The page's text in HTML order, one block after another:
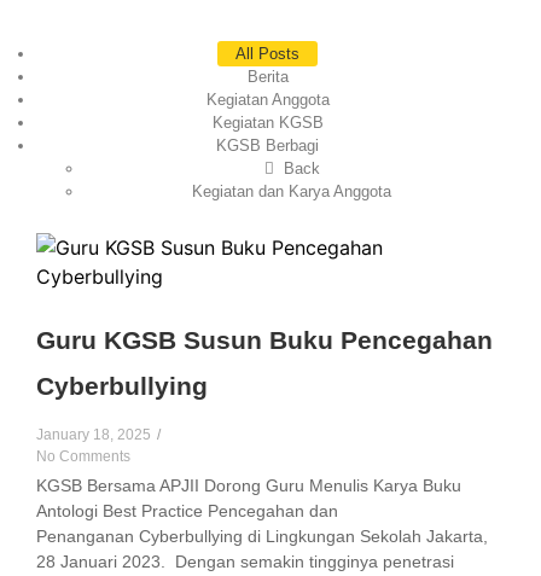
All Posts
Berita
Kegiatan Anggota
Kegiatan KGSB
KGSB Berbagi
Back
Kegiatan dan Karya Anggota
Guru KGSB Susun Buku Pencegahan
Cyberbullying
January 18, 2025 /
No Comments
KGSB Bersama APJII Dorong Guru Menulis Karya Buku
Antologi Best Practice Pencegahan dan
Penanganan Cyberbullying di Lingkungan Sekolah Jakarta,
28 Januari 2023. Dengan semakin tingginya penetrasi